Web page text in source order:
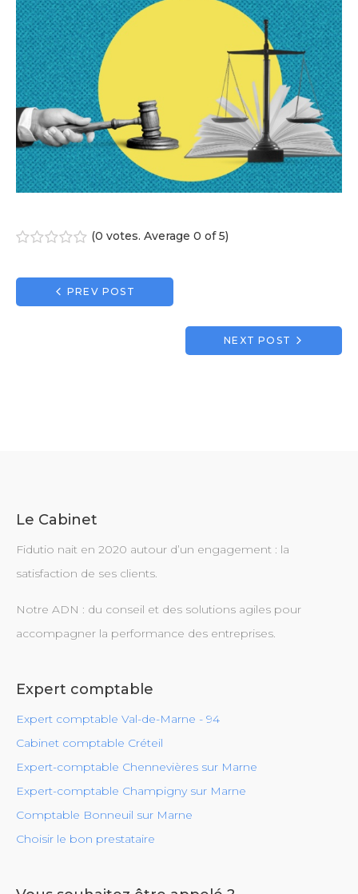
(0 votes. Average 0 of 5)
Navigation
de
PREV POST
NEXT POST
Le Cabinet
Fidutio nait en 2020 autour d’un engagement : la
satisfaction de ses clients.
Notre ADN : du conseil et des solutions agiles pour
accompagner la performance des entreprises.
Expert comptable
Expert comptable Val-de-Marne - 94
Cabinet comptable Créteil
Expert-comptable Chennevières sur Marne
Expert-comptable Champigny sur Marne
Comptable Bonneuil sur Marne
Choisir le bon prestataire